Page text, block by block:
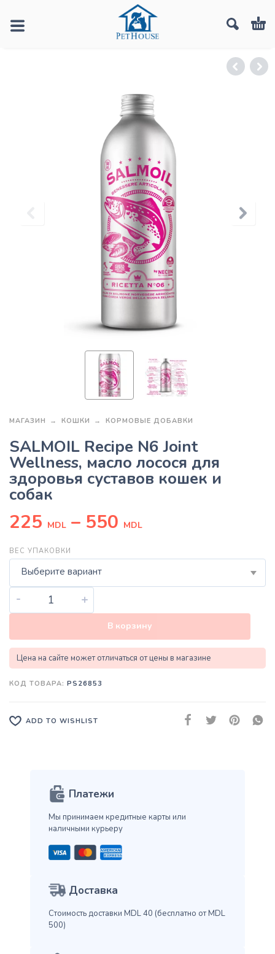
МАГАЗИН КОШКИ КОРМОВЫЕ ДОБАВКИ
SALMOIL Recipe N6 Joint
Wellness, масло лосося для
здоровья суставов кошек и
собак
225 MDL – 550 MDL
ВЕС УПАКОВКИ
Выберите вариант
- +
В корзину
Цена на сайте может отличаться от цены в магазине
КОД ТОВАРА: PS26853
ADD TO WISHLIST
Платежи
Мы принимаем кредитные карты или
наличными курьеру
Доставка
Стоимость доставки MDL 40 (бесплатно от MDL
500)